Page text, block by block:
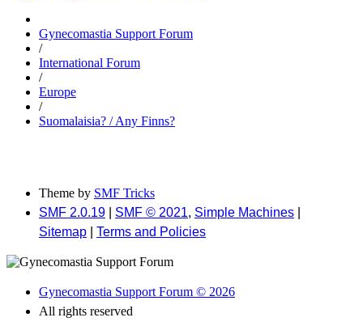
Gynecomastia Support Forum
/
International Forum
/
Europe
/
Suomalaisia? / Any Finns?
Theme by SMF Tricks
SMF 2.0.19
SMF © 2021, Simple Machines
Sitemap
Terms and Policies
Gynecomastia Support Forum © 2026
All rights reserved